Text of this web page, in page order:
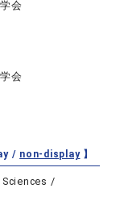
会
会
/ non-display】
/